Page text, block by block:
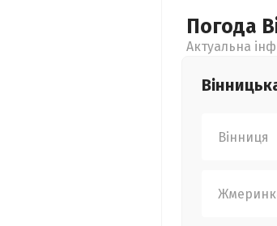
Погода
Актуальна
Вінниця